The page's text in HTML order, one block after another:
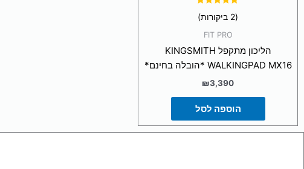
5.00
(2 ביקורות)
FIT PRO
הליכון מתקפל KINGSMITH
WALKINGPAD MX16 *הובלה בחינם*
₪3,390
הוספה לסל